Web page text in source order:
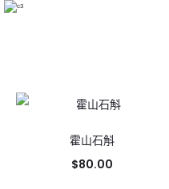
霍山石斛
$80.00